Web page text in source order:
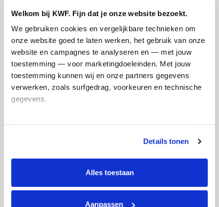
Welkom bij KWF. Fijn dat je onze website bezoekt.
We gebruiken cookies en vergelijkbare technieken om
onze website goed te laten werken, het gebruik van onze
website en campagnes te analyseren en — met jouw
toestemming — voor marketingdoeleinden. Met jouw
toestemming kunnen wij en onze partners gegevens
verwerken, zoals surfgedrag, voorkeuren en technische
gegevens.
tonen. Je kunt je toestemming op elk moment wijzigen of
intrekken via Cookie instellingen onderaan de pagina. De
lijst met cookies is te vinden in het tabblad “details”.
Details tonen
Alles toestaan
Aanpassen
Helaas volgt hier een update die ik liever
niet had hoeven delen. Sanne is op 4 juli